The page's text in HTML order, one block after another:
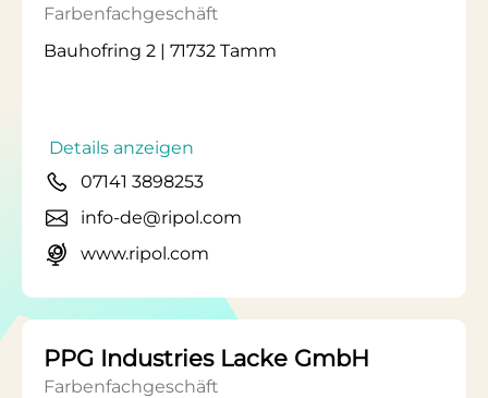
Farbenfachgeschäft
Bauhofring 2 | 71732 Tamm
Details anzeigen
07141 3898253
info-de@ripol.com
www.ripol.com
PPG Industries Lacke GmbH
Farbenfachgeschäft